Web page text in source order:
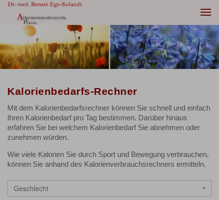
Kalorienbedarfs-Rechner
Mit dem Kalorienbedarfsrechner können Sie schnell und einfach
Ihren Kalorienbedarf pro Tag bestimmen. Darüber hinaus
erfahren Sie bei welchem Kalorienbedarf Sie abnehmen oder
zunehmen würden.
Wie viele Kalorien Sie durch Sport und Bewegung verbrauchen,
können Sie anhand des Kalorienverbrauchsrechners ermitteln.
Geschlecht